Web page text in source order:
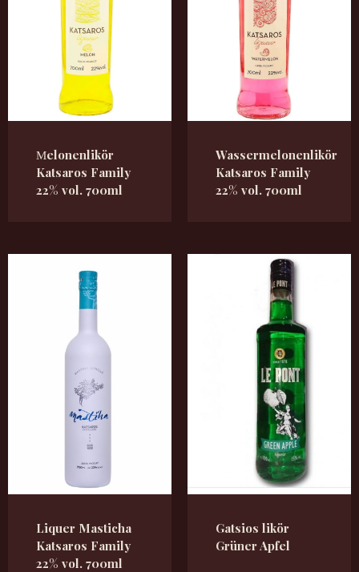
Μelonenlikör
Katsaros Family
22% vol. 700ml
Wassermelonenlikör
Katsaros Family
22% vol. 700ml
Liquer Masticha
Katsaros Family
22% vol. 700ml
Gatsios likör
Grüner Apfel